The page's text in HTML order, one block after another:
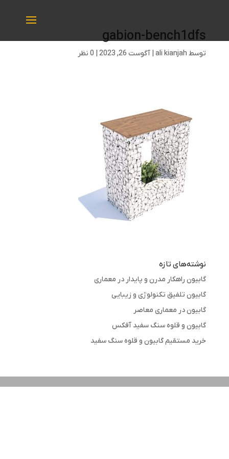
gabion-bench1dfs
توسط ali kianjah
| آگوست 26, 2023 | 0 نظر
نوشته‌های تازه
گابیون راهکار مدرن و پایدار در معماری
گابیون تلفیق تکنولوژی و زیبایی
گابیون در معماری معاصر
گابیون و قلوه سنگ سفید آفکس
خرید مستقیم گابیون و قلوه سنگ سفید